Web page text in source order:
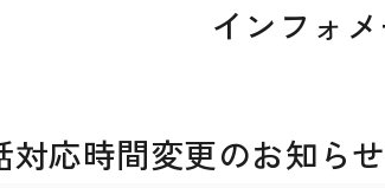
インフォ
対応時間変更のお知らせ